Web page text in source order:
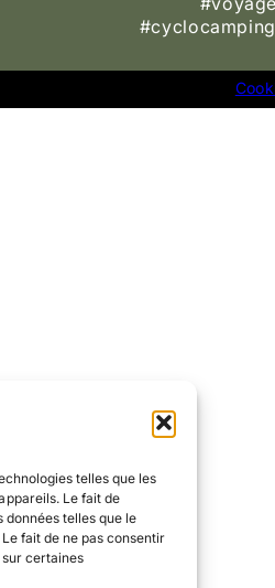
telles que les
Le fait de
telles que le
fait de ne pas consentir
certaines